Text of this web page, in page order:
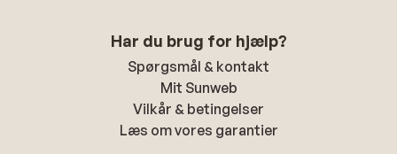
Har du brug for hjælp?
Spørgsmål & kontakt
Mit Sunweb
Vilkår & betingelser
Læs om vores garantier